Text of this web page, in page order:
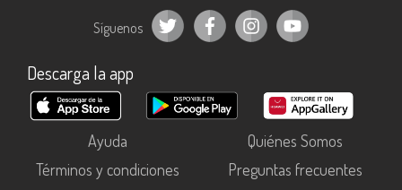
Síguenos
Descarga la app
Ayuda
Quiénes Somos
Términos y condiciones
Preguntas frecuentes